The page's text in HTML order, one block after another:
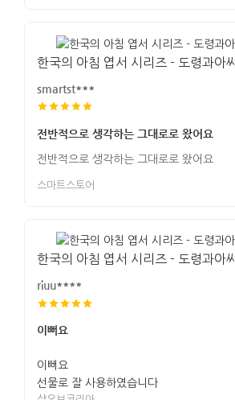
한국의 아침 엽서 시리즈 - 도령과아씨
smartst***
전반적으로 생각하는 그대로로 왔어요
전반적으로 생각하는 그대로로 왔어요
스마트스토어
한국의 아침 엽서 시리즈 - 도령과아씨
riuu****
이뻐요
이뻐요
선물로 잘 사용하였습니다